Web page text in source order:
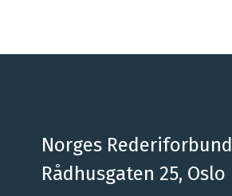
Norges Rederiforbund
Rådhusgaten 25, Oslo